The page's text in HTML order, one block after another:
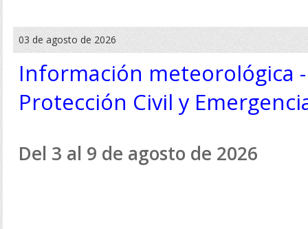
03 de agosto de 2026
Información meteorológica
Protección Civil y
Del 3 al 9 de agosto de 2026